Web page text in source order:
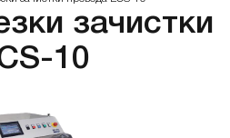
зачистки
10